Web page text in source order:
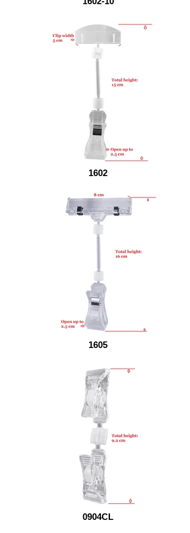
1602
1605
0904CL